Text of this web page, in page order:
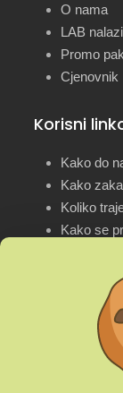
O nama
LAB nalazi
Promo
Cjenovnik
Korisni
Kako do
Kako
Koliko
Kako se
Kontakt
Kulina Bana
Lukavac,
+387 35 414